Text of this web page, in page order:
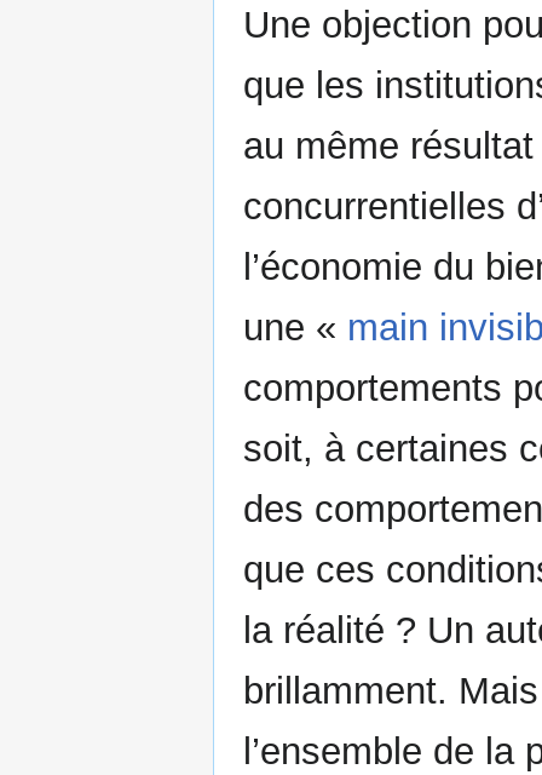
Une objection
que les
au même
concurrentielles
l’économie du
une « main
comportements
soit, à certaines
des
que ces
la réalité ? Un
brillamment.
l’ensemble de